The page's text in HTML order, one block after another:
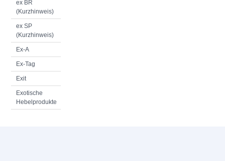
ex BR
(Kurzhinweis)
ex SP
(Kurzhinweis)
Ex-A
Ex-Tag
Exit
Exotische
Hebelprodukte